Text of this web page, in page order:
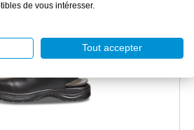
de vous intéresser.
Tout accepter